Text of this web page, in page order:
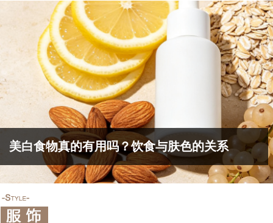
美白食物真的有用吗？饮食与肤色的关系